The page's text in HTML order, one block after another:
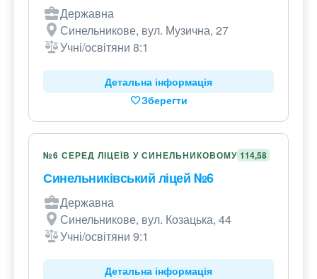
Державна
Синельникове, вул. Музична, 27
Учні/освітяни 8:1
Детальна інформація
Зберегти
№6 СЕРЕД ЛІЦЕЇВ У СИНЕЛЬНИКОВОМУ 114,58
Синельниківський ліцей №6
Державна
Синельникове, вул. Козацька, 44
Учні/освітяни 9:1
Детальна інформація